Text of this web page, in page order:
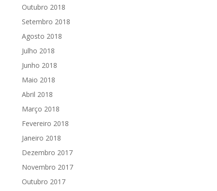
Outubro 2018
Setembro 2018
Agosto 2018
Julho 2018
Junho 2018
Maio 2018
Abril 2018
Março 2018
Fevereiro 2018
Janeiro 2018
Dezembro 2017
Novembro 2017
Outubro 2017